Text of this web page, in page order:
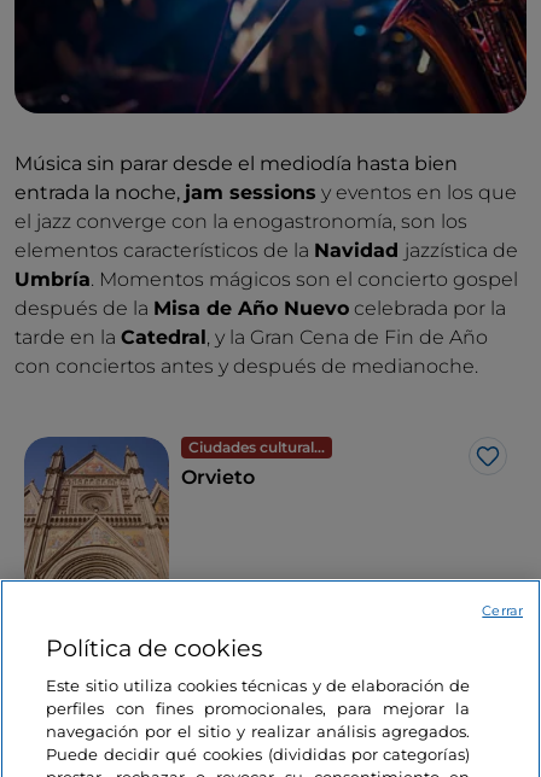
Música sin parar desde el mediodía hasta bien
entrada la noche, jam sessions y eventos en los que
el jazz converge con la enogastronomía, son los
elementos característicos de la Navidad jazzística de
Umbría. Momentos mágicos son el concierto gospel
después de la Misa de Año Nuevo celebrada por la
tarde en la Catedral , y la Gran Cena de Fin de Año
con conciertos antes y después de medianoche.
Ciudades culturales
Me
Orvieto
Le puede interesar
Política de cookies
Este sitio utiliza cookies técnicas y de elaboración de
perfiles con fines promocionales, para mejorar la
navegación por el sitio y realizar análisis agregados.
Puede decidir qué cookies (divididas por categorías)
Cerrar